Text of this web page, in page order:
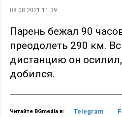
08.08.2021 11:39
Парень бежал 90
преодолеть 290 км.
дистанцию он
добился.
Читайте BGmedia в: Telegram